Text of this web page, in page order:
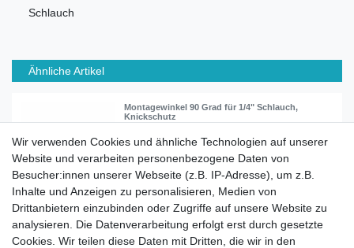
Schlauch
Ähnliche Artikel
Montagewinkel 90 Grad für 1/4" Schlauch,
Knickschutz
ab 1,50 € *
Artikel anzeigen
*inkl. ges. MwSt.zzgl. Versandkosten
Wir verwenden Cookies und ähnliche Technologien auf unserer
Website und verarbeiten personenbezogene Daten von
Besucher:innen unserer Webseite (z.B. IP-Adresse), um z.B.
Inhalte und Anzeigen zu personalisieren, Medien von
Drittanbietern einzubinden oder Zugriffe auf unsere Website zu
analysieren. Die Datenverarbeitung erfolgt erst durch gesetzte
Cookies. Wir teilen diese Daten mit Dritten, die wir in den